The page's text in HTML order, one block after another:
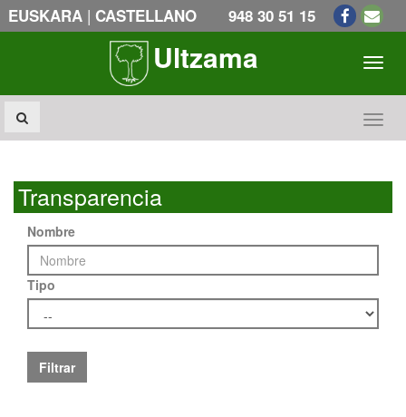
EUSKARA | CASTELLANO 948 30 51 15
Ultzama
Transparencia
Nombre
Tipo
Filtrar